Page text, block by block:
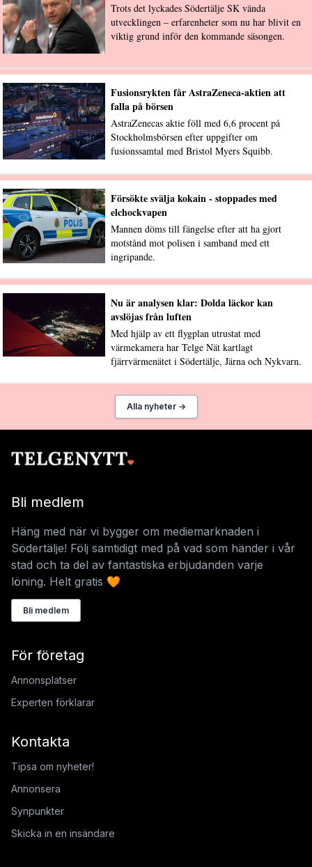
Trots det lyckades Södertälje SK vända
utvecklingen – erfarenheter som nu har blivit en
viktig grund inför den kommande säsongen.
Fusionsrykten får AstraZeneca-aktien att
falla på börsen
AstraZenecas aktie föll med 6,6 procent på
Stockholmsbörsen efter uppgifter om
fusionssamtal med Bristol Myers Squibb.
Försökte svälja kokain - stoppades med
elchockvapen
Mannen döms till fängelse efter att ha gjort
motstånd mot polisen i samband med ett
ingripande.
Nu är analysen klar: Dolda läckor kan
avslöjas från luften
Med hjälp av ett flygplan utrustat med
värmekamera har Telge Nät kartlagt
fjärrvärmenätet i Södertälje, Järna och Nykvarn.
Alla nyheter →
Bli medlem
Häng med när vi bygger om mediemarknaden i
Södertälje! Följ samtidigt med på vad som händer i vår
stad och ta del av fantastiska erbjudanden varje
löning. Helt gratis 🧡
Bli medlem
För företag
Annonsplatser
Experten förklarar
Kontakta
Tipsa om nyheter!
Annonsera
Synpunkter
Skicka in en insändare